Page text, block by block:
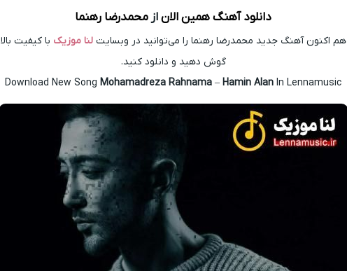
دانلود آهنگ همین الانازمحمدرضا رهنما
هم اکنون آهنگ جدید محمدرضا رهنما را می‌توانید در وبسایتلنا موزیک با کیفیت بالا
گوش دهید و دانلود کنید.
Download New SongMohamadreza Rahnama –Hamin Alan In Lennamusic